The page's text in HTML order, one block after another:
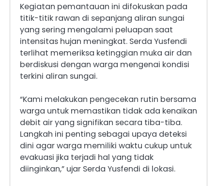
Kegiatan pemantauan ini difokuskan pada
titik-titik rawan di sepanjang aliran sungai
yang sering mengalami peluapan saat
intensitas hujan meningkat. Serda Yusfendi
terlihat memeriksa ketinggian muka air dan
berdiskusi dengan warga mengenai kondisi
terkini aliran sungai.
“Kami melakukan pengecekan rutin bersama
warga untuk memastikan tidak ada kenaikan
debit air yang signifikan secara tiba-tiba.
Langkah ini penting sebagai upaya deteksi
dini agar warga memiliki waktu cukup untuk
evakuasi jika terjadi hal yang tidak
diinginkan,” ujar Serda Yusfendi di lokasi.